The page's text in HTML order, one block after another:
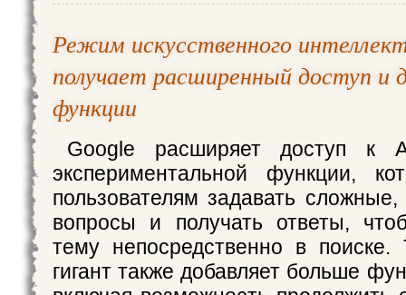
Режим искусственного
получает расширенный доступ и
функции
Google расширяет доступ к
экспериментальной функции,
пользователям задавать
вопросы и получать ответы,
тему непосредственно в поиске.
гигант также добавляет больше